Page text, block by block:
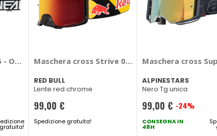
ONEAL
gratuita!
Maschera cross Strive 004S MX - RED BULL
RED BULL
Lente red chrome
99,00 €
Spedizione gratuita!
Maschera cross
ALPINESTARS
Nero Tg unica
Prezzo
speciale
99,00 € -24%
CONSEGNA IN
48H